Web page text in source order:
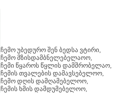
ჩემო უბედურო შენ ბედსა ვტირი,
ჩემო მზისდამბნელებელაოო,
ჩემი წყაროს წყლის დამშრობელაო,
ჩემის თვალების დამავსებელოო,
ჩემო დღის დამღამებელოო,
ჩემის ხმის დამდუმებელოო,